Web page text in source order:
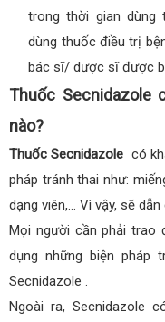
trong thời gian dùng
dùng thuốc điều trị
bác sĩ/ dược sĩ được
Thuốc Secnidazole
nào?
Thuốc Secnidazole có
pháp tránh thai như:
dạng viên,… Vì vậy, sẽ
Mọi người cần phải
dụng những biện pháp
Secnidazole .
Ngoài ra, Secnidazole